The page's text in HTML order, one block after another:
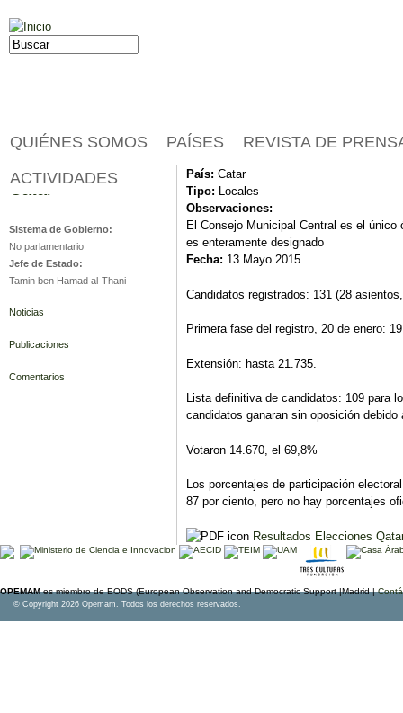
Jump to navigation
Formulario de búsqueda
Buscar
País: Catar
Tipo: Locales
Observaciones:
El Consejo Municipal Central es el
es enteramente designado
Fecha: 13 Mayo 2015
Candidatos registrados: 131 (28
Primera fase del registro, 20 de enero:
Extensión: hasta 21.735.
Lista definitiva de candidatos: 109 para
candidatos ganaran sin oposición
Votaron 14.670, el 69,8%
Los porcentajes de participación
87 por ciento, pero no hay porcentajes
Resultados Elecciones
QUIÉNES SOMOS PAÍSES REVISTA DE
ACTIVIDADES
Catar
Sistema de Gobierno:
No parlamentario
Jefe de Estado:
Tamin ben Hamad al-Thani
Noticias
Publicaciones
Comentarios
OPEMAMes miembro de EODS (European Observation and Democratic Support |Madrid |
© Copyright 2026 Opemam. Todos los derechos reservados.